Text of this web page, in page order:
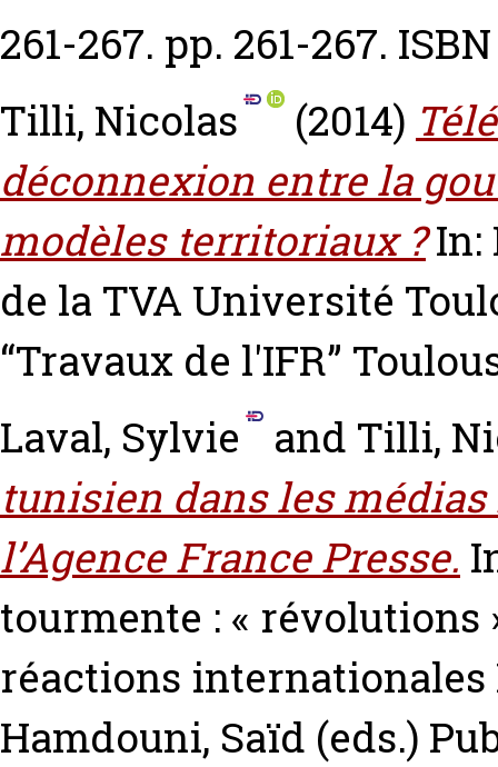
261-267. pp. 261-267.
Tilli, Nicolas
(2014)
déconnexion entre la
modèles territoriaux ?In:
de la TVA Université
“Travaux de l'IFR”
Laval, Sylvie
and Tilli,
tunisien dans les
l’Agence France Presse.
tourmente : «
réactions internationales
Hamdouni, Saïd (eds.)